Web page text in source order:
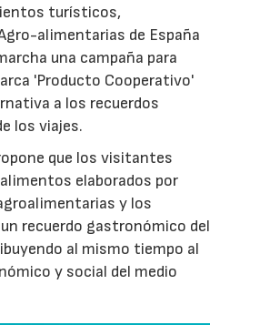
turísticos,
alimentarias de España
una campaña para
'Producto Cooperativo'
a los recuerdos
los viajes.
que los visitantes
elaborados por
y los
recuerdo gastronómico del
al mismo tiempo al
y social del medio